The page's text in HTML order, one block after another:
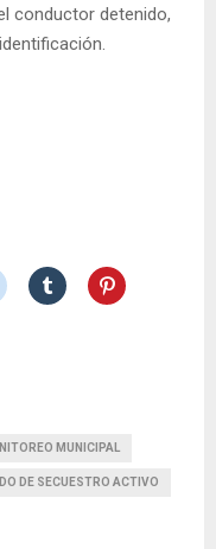
conductor detenido,
MUNICIPAL
DE SECUESTRO ACTIVO